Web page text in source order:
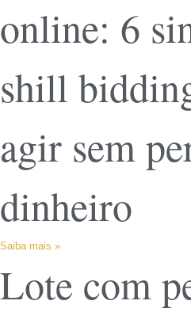
online: 6
shill
agir sem
dinheiro
Saiba mais »
Lote com